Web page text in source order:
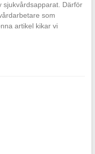
sjukvårdsapparat. Därför
som
artikel kikar vi